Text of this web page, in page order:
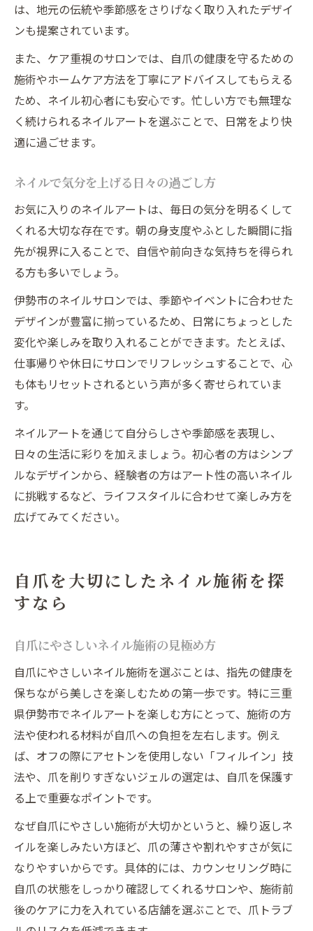
は、地元の伝統や季節感をさりげなく取り入れたデザイ
ンも提案されています。
また、ケア重視のサロンでは、自爪の健康を守るための
施術やホームケア方法を丁寧にアドバイスしてもらえる
ため、ネイル初心者にも安心です。忙しい方でも無理な
く続けられるネイルアートを選ぶことで、日常をより快
適に過ごせます。
ネイルで気分を上げる日々の過ごし方
お気に入りのネイルアートは、毎日の気分を明るくして
くれる大切な存在です。朝の身支度やふとした瞬間に指
先が視界に入ることで、自信や前向きな気持ちを得られ
る方も多いでしょう。
伊勢市のネイルサロンでは、季節やイベントに合わせた
デザインが豊富に揃っているため、日常にちょっとした
変化や楽しみを取り入れることができます。たとえば、
仕事帰りや休日にサロンでリフレッシュすることで、心
も体もリセットされるという声が多く寄せられていま
す。
ネイルアートを通じて自分らしさや季節感を表現し、
日々の生活に彩りを加えましょう。初心者の方はシンプ
ルなデザインから、経験者の方はアート性の高いネイル
に挑戦するなど、ライフスタイルに合わせて楽しみ方を
広げてみてください。
自爪を大切にしたネイル施術を探
すなら
自爪にやさしいネイル施術の見極め方
自爪にやさしいネイル施術を選ぶことは、指先の健康を
保ちながら美しさを楽しむための第一歩です。特に三重
県伊勢市でネイルアートを楽しむ方にとって、施術の方
法や使われる材料が自爪への負担を左右します。例え
ば、オフの際にアセトンを使用しない「フィルイン」技
法や、爪を削りすぎないジェルの選定は、自爪を保護す
る上で重要なポイントです。
なぜ自爪にやさしい施術が大切かというと、繰り返しネ
イルを楽しみたい方ほど、爪の薄さや割れやすさが気に
なりやすいからです。具体的には、カウンセリング時に
自爪の状態をしっかり確認してくれるサロンや、施術前
後のケアに力を入れている店舗を選ぶことで、爪トラブ